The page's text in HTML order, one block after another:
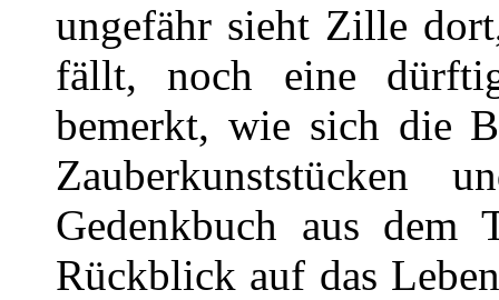
ungefähr sieht Zille
fällt, noch eine
bemerkt, wie sich die
Zauberkunststücken
Gedenkbuch aus dem
Rückblick auf das